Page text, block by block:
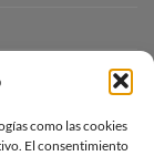
como las cookies
El consentimiento